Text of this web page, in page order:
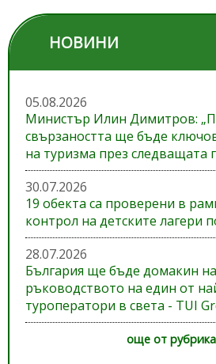
НОВИНИ
05.08.2026
Министър Илин Димитров:
свързаността ще бъде
на туризма през следващата
30.07.2026
19 обекта са проверени в
контрол на детските лагери
28.07.2026
България ще бъде домакин
ръководството на един от
туроператори в света - TUI
още от